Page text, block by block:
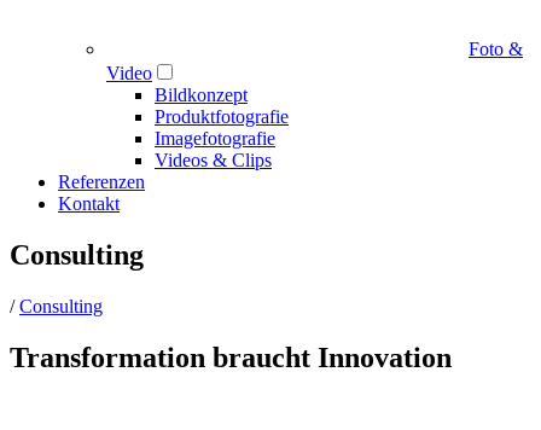
Foto &
Video
Bildkonzept
Produktfotografie
Imagefotografie
Videos & Clips
Referenzen
Kontakt
Consulting
/Consulting
Transformation braucht Innovation